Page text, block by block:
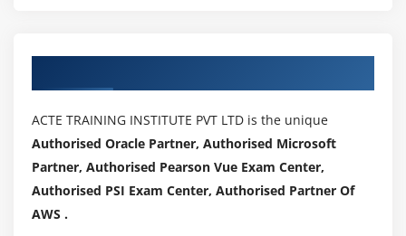
ACTE TRAINING INSTITUTE PVT LTD is the unique
Authorised Oracle Partner, Authorised Microsoft
Partner, Authorised Pearson Vue Exam Center,
Authorised PSI Exam Center, Authorised Partner Of
AWS .